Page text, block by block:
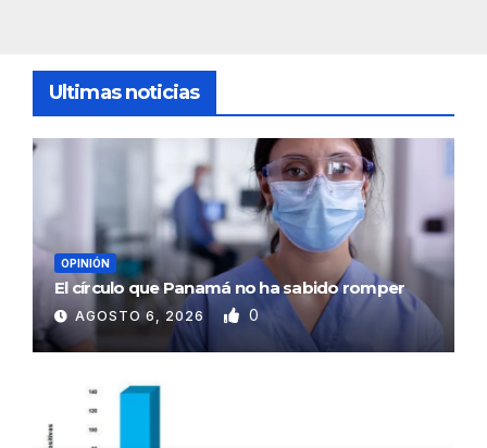
Ultimas noticias
OPINIÓN
El círculo que Panamá no ha sabido romper
AGOSTO 6, 2026 0